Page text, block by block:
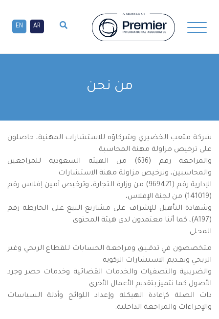
EN AR
من نحن
شركة متعب الخضيري وشركاؤه للاستشارات المهنية، حاصلون
على ترخيص مزاولة مهنة المحاسبة
والمراجعة رقم (636) من الهيئة السعودية للمراجعين
والمحاسبين، وترخيص مزاولة مهنة الاستشارات
الإدارية رقم (969421) من وزارة التجارة، وترخيص أمين إفلاس رقم
(141019) من لجنة الإفلاس،
وشهادة التأهيل للإشراف على مشاريع البيع على الخارطة رقم
(A197)، كما أننا معتمدون لدى هيئة المحتوى
المحلي.
متخصصون في تدقـيـق ومراجعـة الحسابات للقطاع الربحي وغير
الربحي وتقـديم الاستشارات الزكوية
والضريبية والتصفيات والخدمات القضائية وخدمات حصر وجرد
الأصول كما نتميز بتقديم الأعمال الأخرى
ذات الصلة كإعادة الهيكلة وإعداد اللوائح وأدلة السياسات
والإجراءات والمراجعة الداخلية.